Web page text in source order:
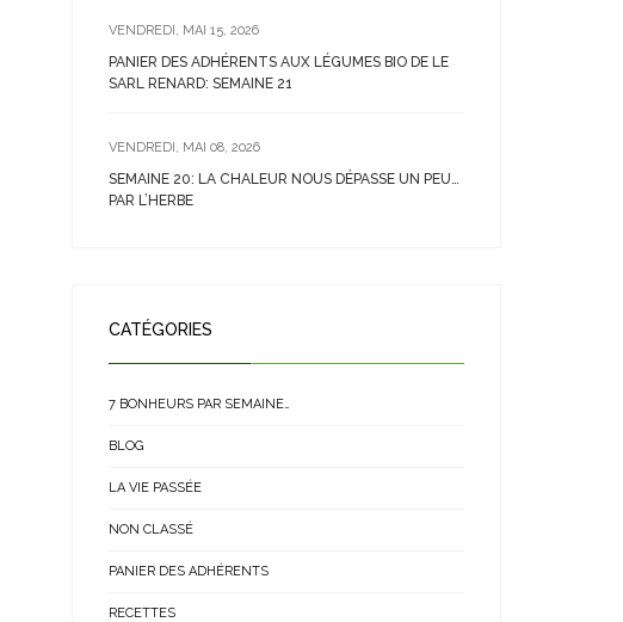
VENDREDI, MAI 15, 2026
PANIER DES ADHÉRENTS AUX LÉGUMES BIO DE LE
SARL RENARD: SEMAINE 21
VENDREDI, MAI 08, 2026
SEMAINE 20: LA CHALEUR NOUS DÉPASSE UN PEU…
PAR L’HERBE
CATÉGORIES
7 BONHEURS PAR SEMAINE…
BLOG
LA VIE PASSÉE
NON CLASSÉ
PANIER DES ADHÉRENTS
RECETTES